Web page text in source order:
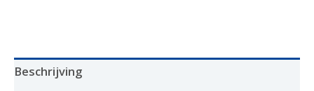
Beschrijving